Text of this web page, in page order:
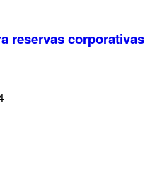
reservas corporativas